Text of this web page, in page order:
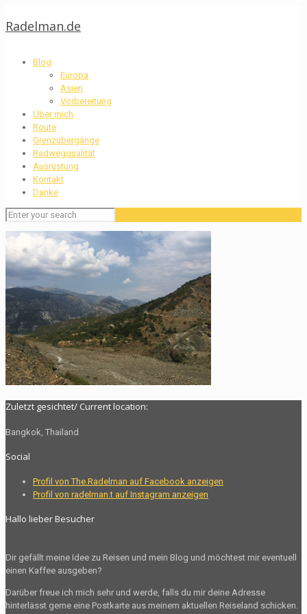
Radelman.de
Blog
Europa
Asien
Vorbereitung
Über mich
Route
Grenzübergänge
Radwegqualität
Ausrüstung
Kontakt
Danke
Zuletzt gesichtet/ Current location:
Bangkok, Thailand
Social
Profil von The.Radelman auf Facebook anzeigen
Profil von radelman.t auf Instagram anzeigen
Hallo lieber Besucher
Dir gefällt meine Idee zu Reisen und mein Blog und möchtest mir eventuell
einen Kaffee ausgeben?
Darüber freue ich mich sehr und werde, falls du mir deine Adresse
hinterlässt gerne eine Postkarte aus meinem aktuellen Reiseland schicken.